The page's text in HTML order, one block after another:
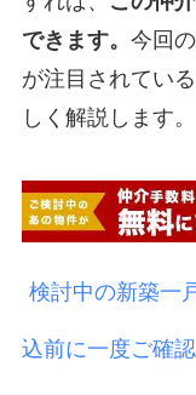
できます。 今回
が注目されてい
しく解説します。
検討中の新築一
込前に一度ご確